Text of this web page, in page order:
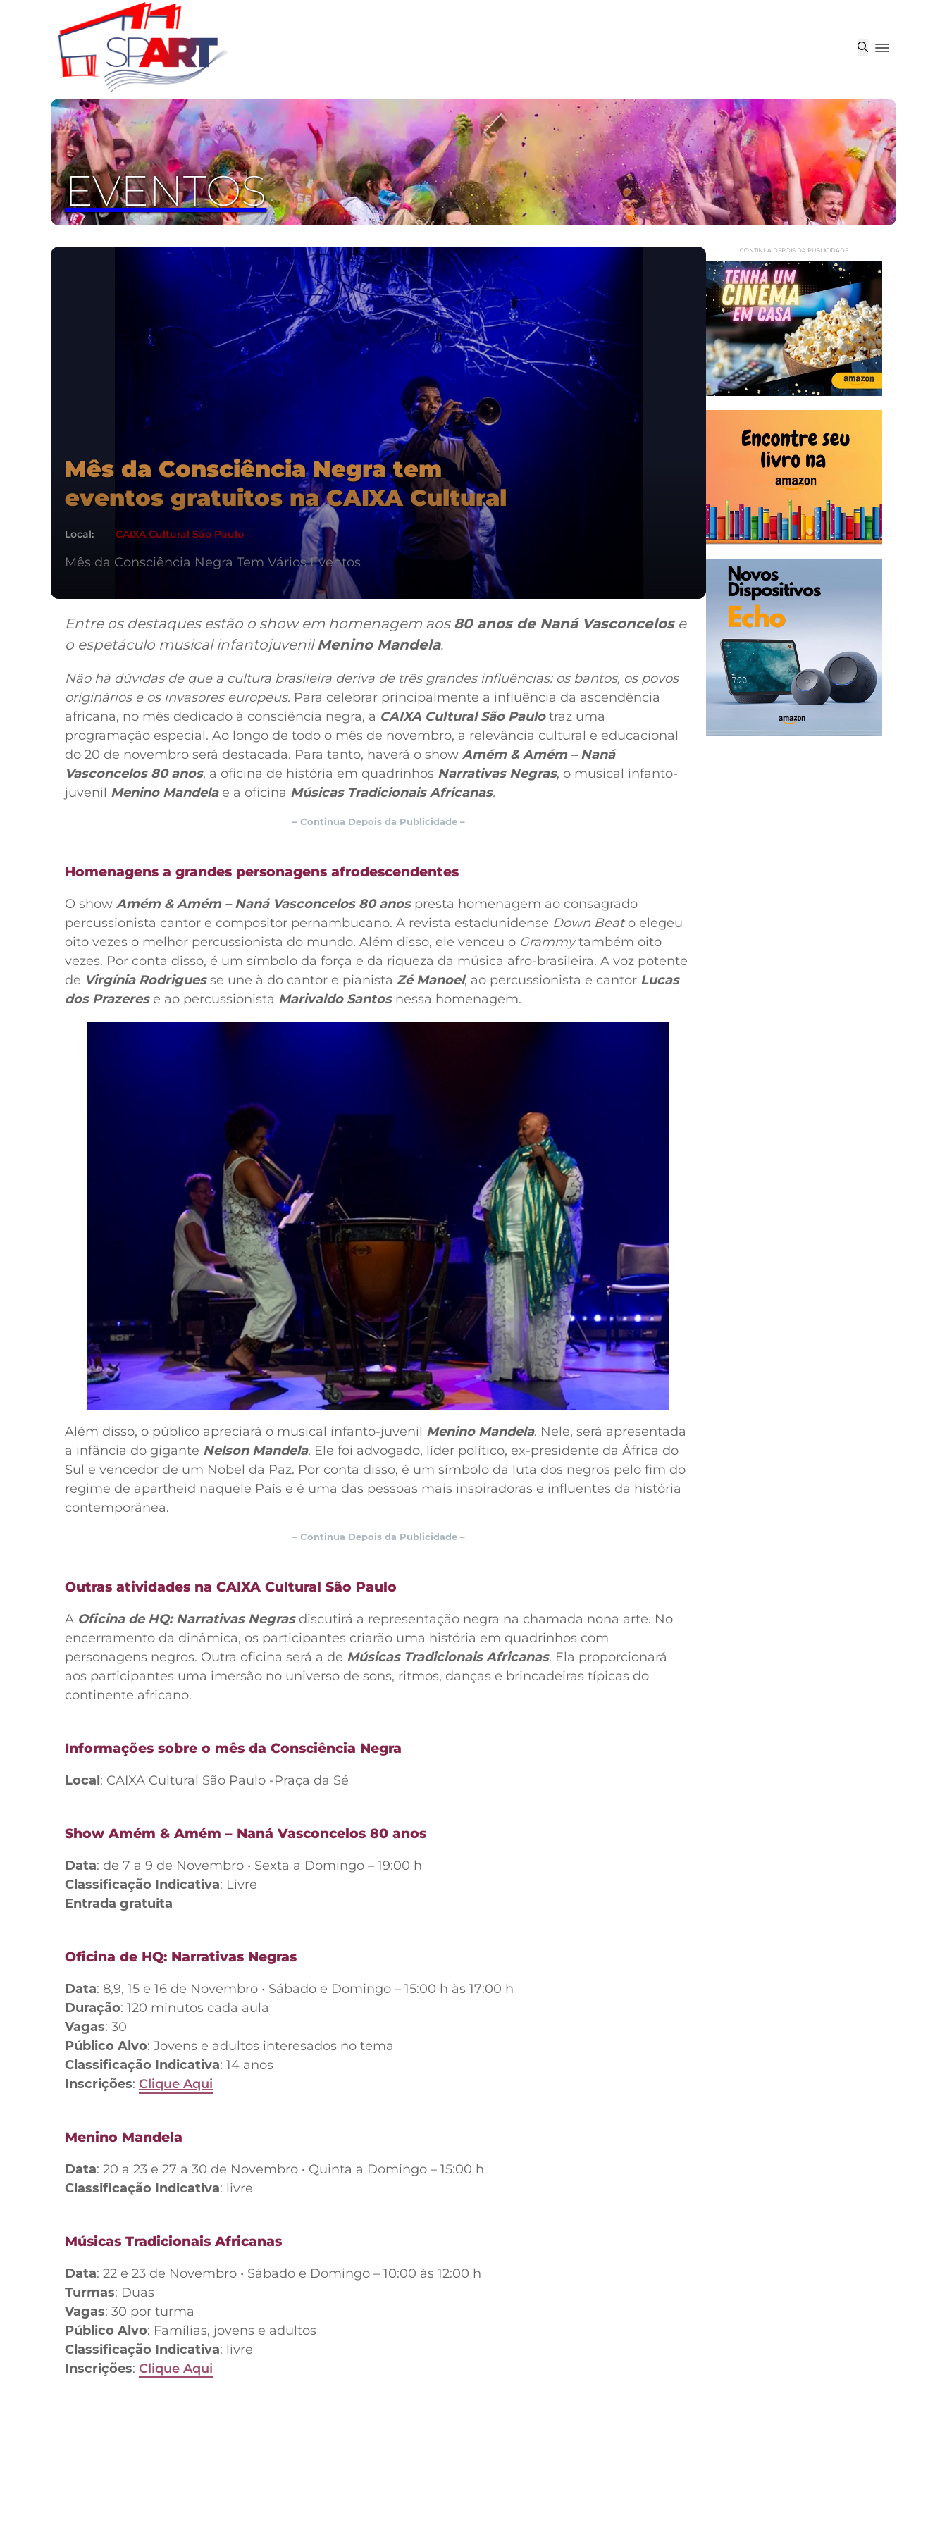
EVENTOS
Mês da Consciência Negra tem
eventos gratuitos na CAIXA Cultural
Local: CAIXA Cultural São Paulo
Mês da Consciência Negra Tem Vários Eventos
Entre os destaques estão o show em homenagem aos 80 anos de Naná Vasconcelose
o espetáculo musical infantojuvenilMenino Mandela.
Não há dúvidas de que a cultura brasileira deriva de três grandes influências: os bantos, os povos
originários e os invasores europeus. Para celebrar principalmente a influência da ascendência
africana, no mês dedicado à consciência negra, a CAIXA Cultural São Paulotraz uma
programação especial. Ao longo de todo o mês de novembro, a relevância cultural e educacional
do 20 de novembro será destacada. Para tanto, haverá o show Amém & Amém – Naná
Vasconcelos 80 anos, a oficina de história em quadrinhos Narrativas Negras, o musical infanto-
juvenil Menino Mandelae a oficina Músicas Tradicionais Africanas.
– Continua Depois da Publicidade –
Homenagens a grandes personagens afrodescendentes
O show Amém & Amém – Naná Vasconcelos 80 anospresta homenagem ao consagrado
percussionista cantor e compositor pernambucano. A revista estadunidense Down Beato elegeu
oito vezes o melhor percussionista do mundo. Além disso, ele venceu o Grammytambém oito
vezes. Por conta disso, é um símbolo da força e da riqueza da música afro-brasileira. A voz potente
de Virgínia Rodriguesse une à do cantor e pianista Zé Manoel, ao percussionista e cantor Lucas
dos Prazerese ao percussionista Marivaldo Santosnessa homenagem.
Além disso, o público apreciará o musical infanto-juvenil Menino Mandela. Nele, será apresentada
a infância do gigante Nelson Mandela. Ele foi advogado, líder político, ex-presidente da África do
Sul e vencedor de um Nobel da Paz. Por conta disso, é um símbolo da luta dos negros pelo fim do
regime de apartheid naquele País e é uma das pessoas mais inspiradoras e influentes da história
contemporânea.
– Continua Depois da Publicidade –
Outras atividades na CAIXA Cultural São Paulo
A Oficina de HQ: Narrativas Negrasdiscutirá a representação negra na chamada nona arte. No
encerramento da dinâmica, os participantes criarão uma história em quadrinhos com
personagens negros. Outra oficina será a de Músicas Tradicionais Africanas. Ela proporcionará
aos participantes uma imersão no universo de sons, ritmos, danças e brincadeiras típicas do
continente africano.
Informações sobre o mês da Consciência Negra
Local : CAIXA Cultural São Paulo -Praça da Sé
Show Amém & Amém – Naná Vasconcelos 80 anos
Data: de 7 a 9 de Novembro • Sexta a Domingo – 19:00 h
Classificação Indicativa: Livre
Entrada gratuita
Oficina de HQ: Narrativas Negras
Data: 8,9, 15 e 16 de Novembro • Sábado e Domingo – 15:00 h às 17:00 h
Duração: 120 minutos cada aula
Vagas: 30
Público Alvo: Jovens e adultos interesados no tema
Classificação Indicativa: 14 anos
Inscrições: Clique Aqui
Menino Mandela
Data: 20 a 23 e 27 a 30 de Novembro • Quinta a Domingo – 15:00 h
Classificação Indicativa: livre
Músicas Tradicionais Africanas
Data: 22 e 23 de Novembro • Sábado e Domingo – 10:00 às 12:00 h
Turmas: Duas
Vagas: 30 por turma
Público Alvo: Famílias, jovens e adultos
Classificação Indicativa: livre
Inscrições: Clique Aqui
CONTINUA DEPOIS DA PUBLICIDADE